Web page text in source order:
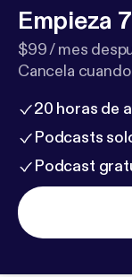
Empieza
$99 / mes
Cancela
20 horas de
Podcasts
Podcast